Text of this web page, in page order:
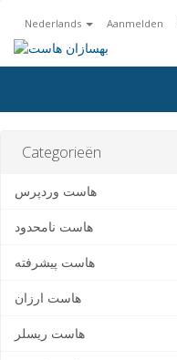
Nederlands Aanmelden
Categorieën
هاست وردپرس
هاست نامحدود
هاست پیشرفته
هاست ارزان
هاست ریسلر